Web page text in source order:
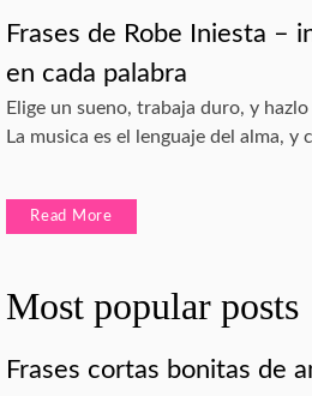
Frases de Robe Iniesta –
en cada palabra
Elige un sueno, trabaja duro, y
La musica es el lenguaje del alma, y
Read More
Most popular posts
Frases cortas bonitas de